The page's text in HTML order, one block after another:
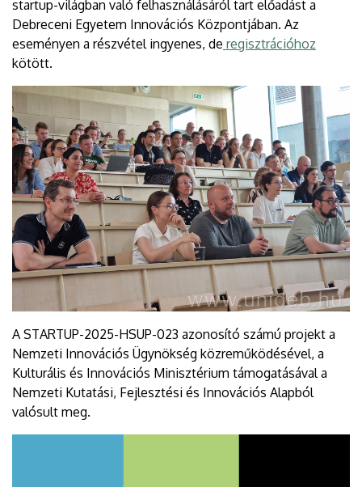
startup-világban való felhasználásáról tart előadást a
Debreceni Egyetem Innovációs Központjában. Az
eseményen a részvétel ingyenes, de regisztrációhoz
kötött.
A STARTUP-2025-HSUP-023 azonosító számú projekt a
Nemzeti Innovációs Ügynökség közreműködésével, a
Kulturális és Innovációs Minisztérium támogatásával a
Nemzeti Kutatási, Fejlesztési és Innovációs Alapból
valósult meg.